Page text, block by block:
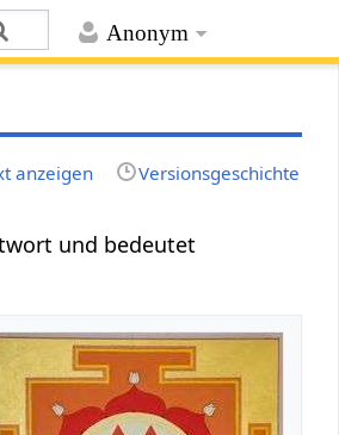
Anonym
anzeigen Versionsgeschichte
und bedeutet